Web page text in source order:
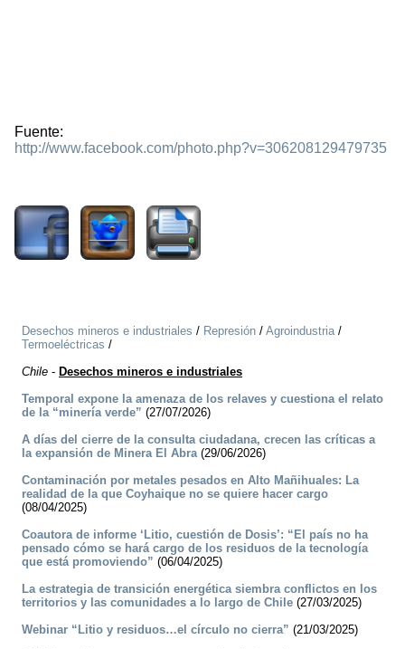
Fuente:
http://www.facebook.com/photo.php?v=306208129479735
Desechos mineros e industriales / Represión / Agroindustria/
Termoeléctricas /
Chile - Desechos mineros e industriales
Temporal expone la amenaza de los relaves y cuestiona el relato
de la “minería verde” (27/07/2026)
A días del cierre de la consulta ciudadana, crecen las críticas a
la expansión de Minera El Abra(29/06/2026)
Contaminación por metales pesados en Alto Mañihuales: La
realidad de la que Coyhaique no se quiere hacer cargo
(08/04/2025)
Coautora de informe ‘Litio, cuestión de Dosis’: “El país no ha
pensado cómo se hará cargo de los residuos de la tecnología
que está promoviendo” (06/04/2025)
La estrategia de transición energética siembra conflictos en los
territorios y las comunidades a lo largo de Chile (27/03/2025)
Webinar “Litio y residuos…el círculo no cierra” (21/03/2025)